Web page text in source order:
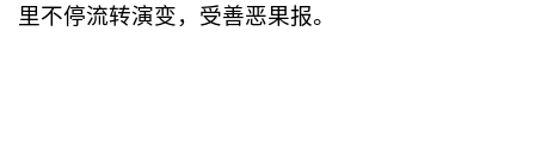
里不停流转演变，受善恶果报。